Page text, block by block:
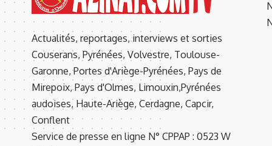
Actualités, reportages, interviews et sorties
Couserans, Pyrénées, Volvestre, Toulouse-
Garonne, Portes d'Ariège-Pyrénées, Pays de
Mirepoix, Pays d'Olmes, Limouxin,Pyrénées
audoises, Haute-Ariège, Cerdagne, Capcir,
Conflent
Service de presse en ligne N° CPPAP : 0523 W